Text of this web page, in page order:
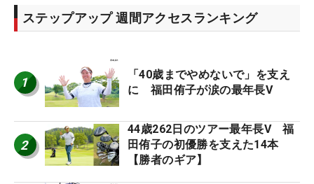
ステップアップ 週間アクセスランキング
1
「40歳までやめないで」を支え
に 福田侑子が涙の最年長V
2
44歳262日のツアー最年長V 福
田侑子の初優勝を支えた14本
【勝者のギア】